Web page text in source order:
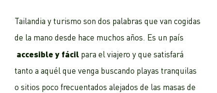
Tailandia y turismo son dos palabras que van cogidas
de la mano desde hace muchos años. Es un país
accesible y fácil para el viajero y que satisfará
tanto a aquél que venga buscando playas tranquilas
o sitios poco frecuentados alejados de las masas de